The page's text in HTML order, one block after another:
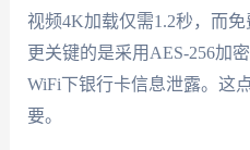
视频4K加载仅需1.2秒，而免
更关键的是采用AES-256加
WiFi下银行卡信息泄露。这
要。